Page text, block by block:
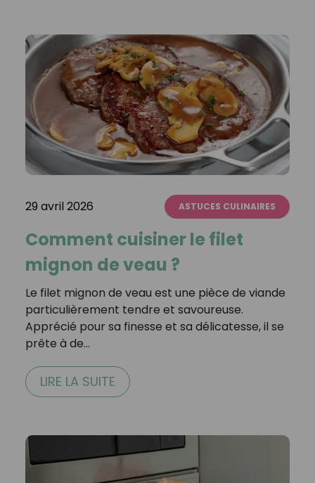
29 avril 2026 ASTUCES CULINAIRES
Comment cuisiner le filet
mignon de veau ?
Le filet mignon de veau est une pièce de viande
particulièrement tendre et savoureuse.
Apprécié pour sa finesse et sa délicatesse, il se
prête à de…
LIRE LA SUITE